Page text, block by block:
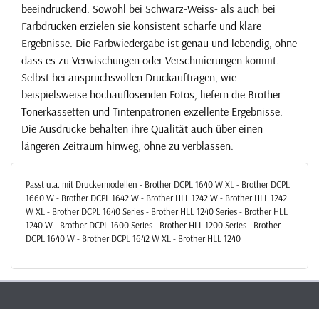
beeindruckend. Sowohl bei Schwarz-Weiss- als auch bei
Farbdrucken erzielen sie konsistent scharfe und klare
Ergebnisse. Die Farbwiedergabe ist genau und lebendig, ohne
dass es zu Verwischungen oder Verschmierungen kommt.
Selbst bei anspruchsvollen Druckaufträgen, wie
beispielsweise hochauflösenden Fotos, liefern die Brother
Tonerkassetten und Tintenpatronen exzellente Ergebnisse.
Die Ausdrucke behalten ihre Qualität auch über einen
längeren Zeitraum hinweg, ohne zu verblassen.
Passt u.a. mit Druckermodellen - Brother DCPL 1640 W XL - Brother DCPL
1660 W - Brother DCPL 1642 W - Brother HLL 1242 W - Brother HLL 1242
W XL - Brother DCPL 1640 Series - Brother HLL 1240 Series - Brother HLL
1240 W - Brother DCPL 1600 Series - Brother HLL 1200 Series - Brother
DCPL 1640 W - Brother DCPL 1642 W XL - Brother HLL 1240